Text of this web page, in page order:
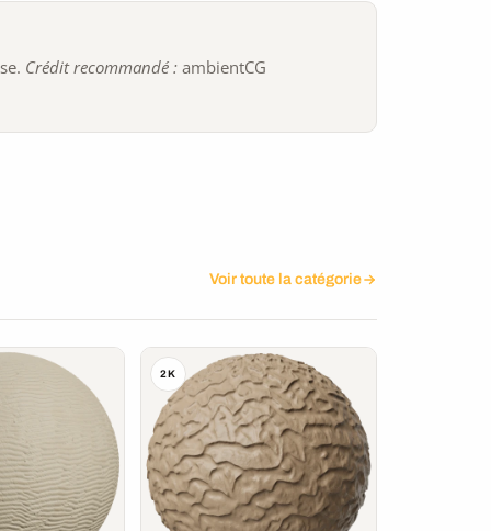
Crédit recommandé : ambientCG
Voir toute la catégorie
2K